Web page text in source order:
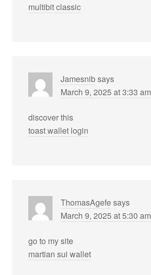
multibit classic
Jamesnibsays
March 9, 2025 at 3:33 am
discover this
toast wallet login
ThomasAgefesays
March 9, 2025 at 5:30 am
go to my site
martian sui wallet